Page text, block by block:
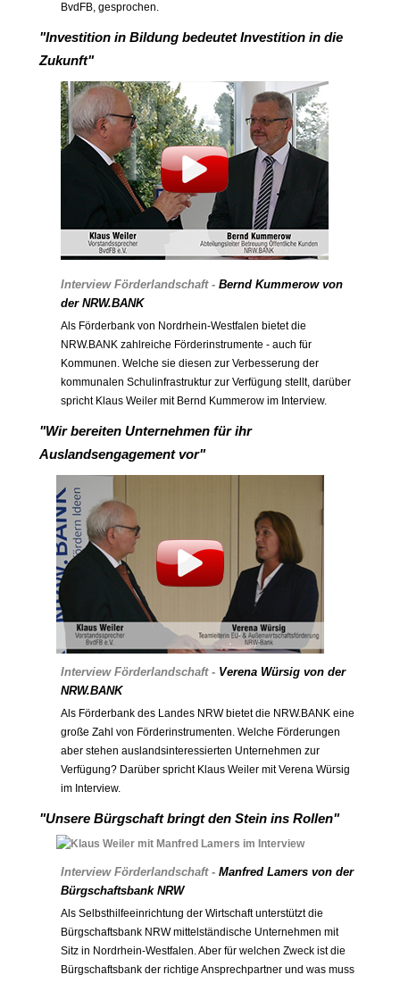
BvdFB, gesprochen.
"Investition in Bildung bedeutet Investition in die
Zukunft"
Interview Förderlandschaft -Bernd Kummerow von
der NRW.BANK
Als Förderbank von Nordrhein-Westfalen bietet die
NRW.BANK zahlreiche Förderinstrumente - auch für
Kommunen. Welche sie diesen zur Verbesserung der
kommunalen Schulinfrastruktur zur Verfügung stellt, darüber
spricht Klaus Weiler mit Bernd Kummerow im Interview.
"Wir bereiten Unternehmen für ihr
Auslandsengagement vor"
Interview Förderlandschaft - Verena Würsig von der
NRW.BANK
Als Förderbank des Landes NRW bietet die NRW.BANK eine
große Zahl von Förderinstrumenten. Welche Förderungen
aber stehen auslandsinteressierten Unternehmen zur
Verfügung? Darüber spricht Klaus Weiler mit Verena Würsig
im Interview.
"Unsere Bürgschaft bringt den Stein ins Rollen"
Interview Förderlandschaft -Manfred Lamers von der
Bürgschaftsbank NRW
Als Selbsthilfeeinrichtung der Wirtschaft unterstützt die
Bürgschaftsbank NRW mittelständische Unternehmen mit
Sitz in Nordrhein-Westfalen. Aber für welchen Zweck ist die
Bürgschaftsbank der richtige Ansprechpartner und was muss